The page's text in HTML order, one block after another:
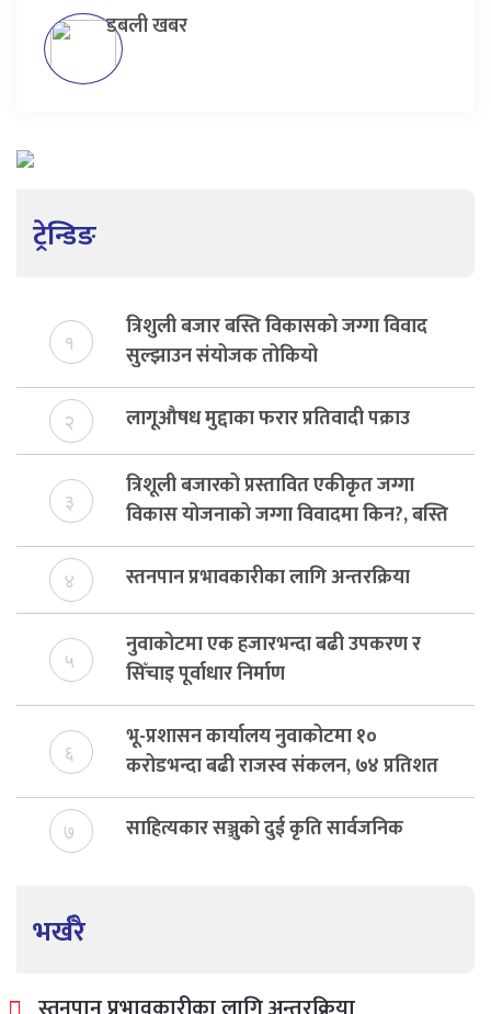
डबली खबर
ट्रेन्डिङ
१
त्रिशुली बजार बस्ति विकासको जग्गा विवाद
सुल्झाउन संयोजक तोकियो
२ लागूऔषध मुद्दाका फरार प्रतिवादी पक्राउ
३
त्रिशूली बजारको प्रस्तावित एकीकृत जग्गा
विकास योजनाको जग्गा विवादमा किन?, बस्ति
विकास दर्ता नभए समिति विघटन हुने
४ स्तनपान प्रभावकारीका लागि अन्तरक्रिया
५
नुवाकोटमा एक हजारभन्दा बढी उपकरण र
सिँचाइ पूर्वाधार निर्माण
६
भू-प्रशासन कार्यालय नुवाकोटमा १०
करोडभन्दा बढी राजस्व संकलन, ७४ प्रतिशत
बेरुजु फर्छयौट
७ साहित्यकार सञ्जुको दुई कृति सार्वजनिक
भर्खरै